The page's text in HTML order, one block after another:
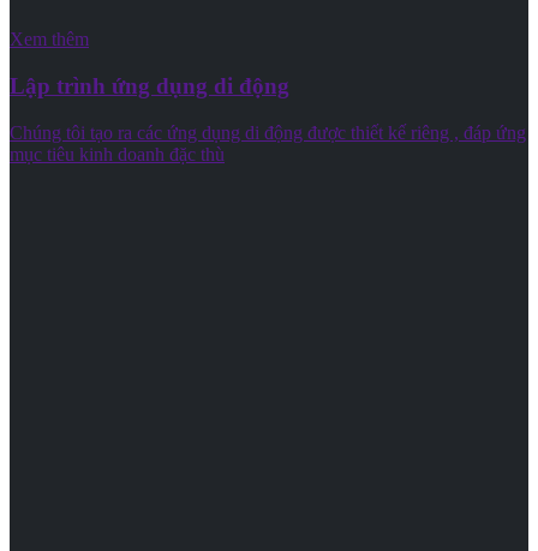
Xem thêm
Lập trình ứng dụng di động
Chúng tôi tạo ra các ứng dụng di động được thiết kế riêng , đáp ứng
mục tiêu kinh doanh đặc thù